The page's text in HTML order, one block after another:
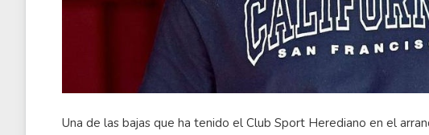
Una de las bajas que ha tenido el Club Sport Herediano en el